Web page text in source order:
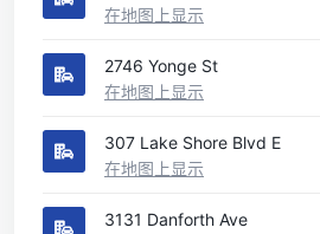
在地图上显示
2746 Yonge St
在地图上显示
307 Lake Shore Blvd E
在地图上显示
3131 Danforth Ave